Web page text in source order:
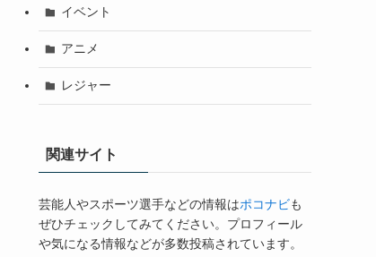
イベント
アニメ
レジャー
関連サイト
芸能人やスポーツ選手などの情報はポコナビも
ぜひチェックしてみてください。プロフィール
や気になる情報などが多数投稿されています。